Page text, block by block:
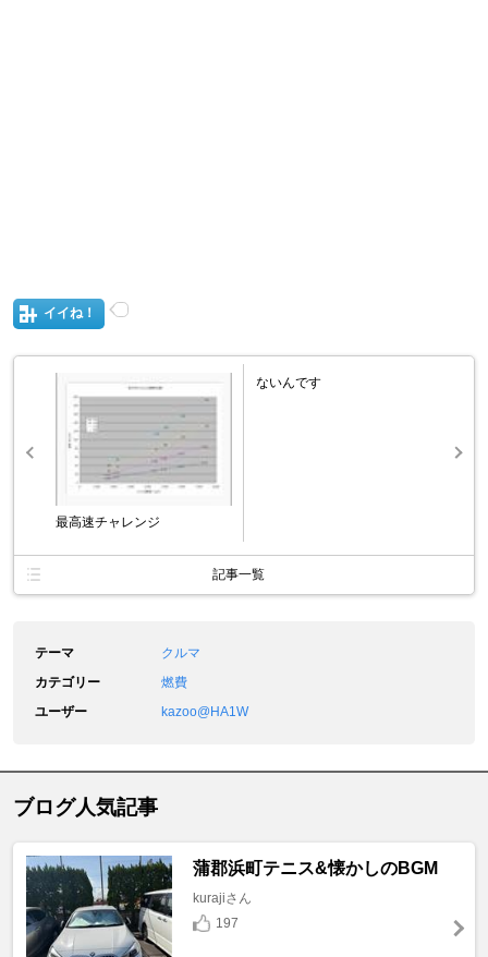
イイね！
最高速チャレンジ
ないんです
記事一覧
テーマ
クルマ
カテゴリー
燃費
ユーザー
kazoo@HA1W
ブログ人気記事
蒲郡浜町テニス&懐かしのBGM
kurajiさん
197